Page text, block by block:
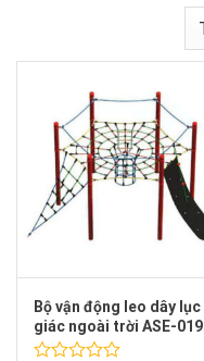
Bộ vận động leo dây lục
giác ngoài trời ASE-019